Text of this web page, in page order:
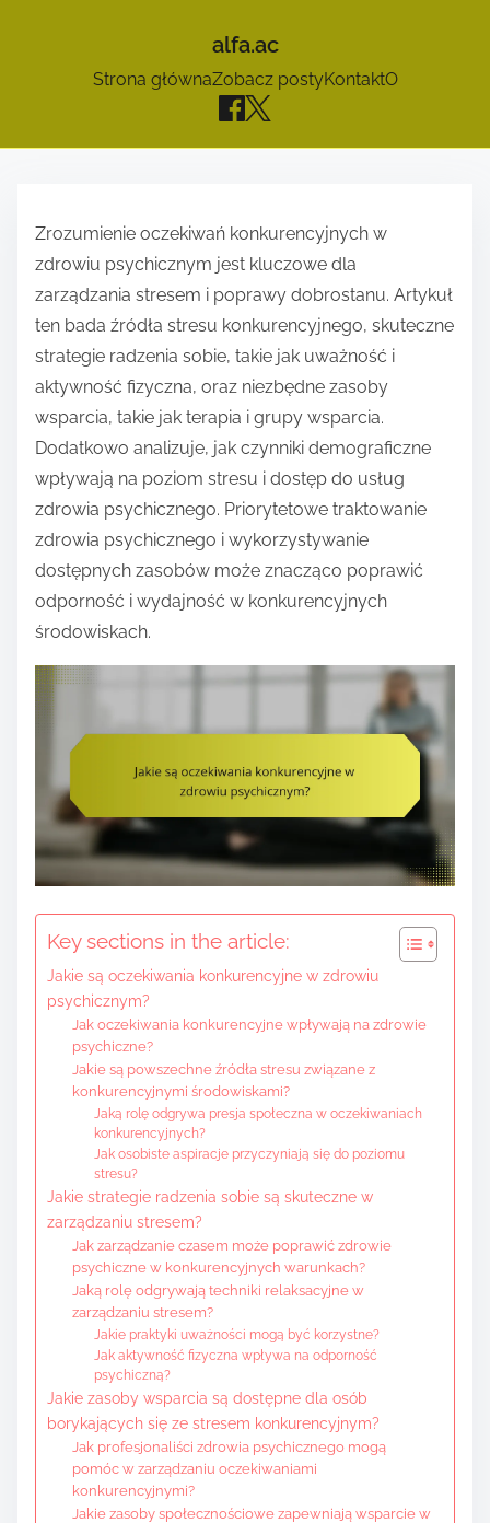
alfa.ac
Strona głównaZobacz postyKontaktO
Zrozumienie oczekiwań konkurencyjnych w
zdrowiu psychicznym jest kluczowe dla
zarządzania stresem i poprawy dobrostanu. Artykuł
ten bada źródła stresu konkurencyjnego, skuteczne
strategie radzenia sobie, takie jak uważność i
aktywność fizyczna, oraz niezbędne zasoby
wsparcia, takie jak terapia i grupy wsparcia.
Dodatkowo analizuje, jak czynniki demograficzne
wpływają na poziom stresu i dostęp do usług
zdrowia psychicznego. Priorytetowe traktowanie
zdrowia psychicznego i wykorzystywanie
dostępnych zasobów może znacząco poprawić
odporność i wydajność w konkurencyjnych
środowiskach.
Key sections in the article:
Jakie są oczekiwania konkurencyjne w zdrowiu
psychicznym?
Jak oczekiwania konkurencyjne wpływają na zdrowie
psychiczne?
Jakie są powszechne źródła stresu związane z
konkurencyjnymi środowiskami?
Jaką rolę odgrywa presja społeczna w oczekiwaniach
konkurencyjnych?
Jak osobiste aspiracje przyczyniają się do poziomu
stresu?
Jakie strategie radzenia sobie są skuteczne w
zarządzaniu stresem?
Jak zarządzanie czasem może poprawić zdrowie
psychiczne w konkurencyjnych warunkach?
Jaką rolę odgrywają techniki relaksacyjne w
zarządzaniu stresem?
Jakie praktyki uważności mogą być korzystne?
Jak aktywność fizyczna wpływa na odporność
psychiczną?
Jakie zasoby wsparcia są dostępne dla osób
borykających się ze stresem konkurencyjnym?
Jak profesjonaliści zdrowia psychicznego mogą
pomóc w zarządzaniu oczekiwaniami
konkurencyjnymi?
Jakie zasoby społecznościowe zapewniają wsparcie w